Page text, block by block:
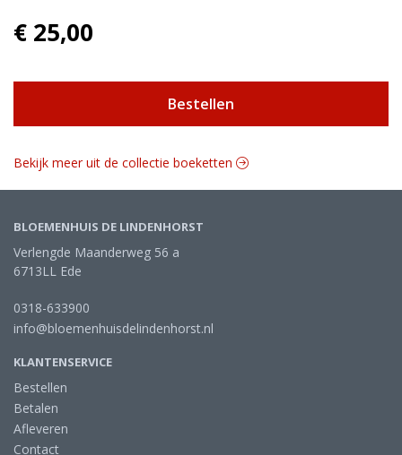
€ 25,00
Bestellen
Bekijk meer uit de collectie boeketten
BLOEMENHUIS DE LINDENHORST
Verlengde Maanderweg 56 a
6713LL Ede
0318-633900
info@bloemenhuisdelindenhorst.nl
KLANTENSERVICE
Bestellen
Betalen
Afleveren
Contact